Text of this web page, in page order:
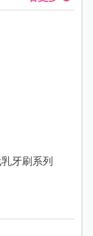
牙刷系列